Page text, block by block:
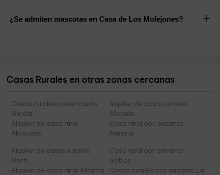
¿Se admiten mascotas en Casa de Los Molejones?
Casas Rurales en otras zonas cercanas
Casas rurales con encanto
Murcia
Alquiler de casas rurales
Alicante
Alquiler de casa rural
Albacete
Casa rural con encanto
Almería
Alquiler de casas rurales
Morti
Casa rural con encanto
Gebas
Alquiler de casa rural Alhama
Casas rurales con encanto La